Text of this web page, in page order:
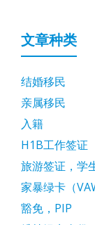
文章种类
结婚移民
亲属移民
入籍
H1B工作签证
旅游签证，学
家暴绿卡（
豁免，PIP